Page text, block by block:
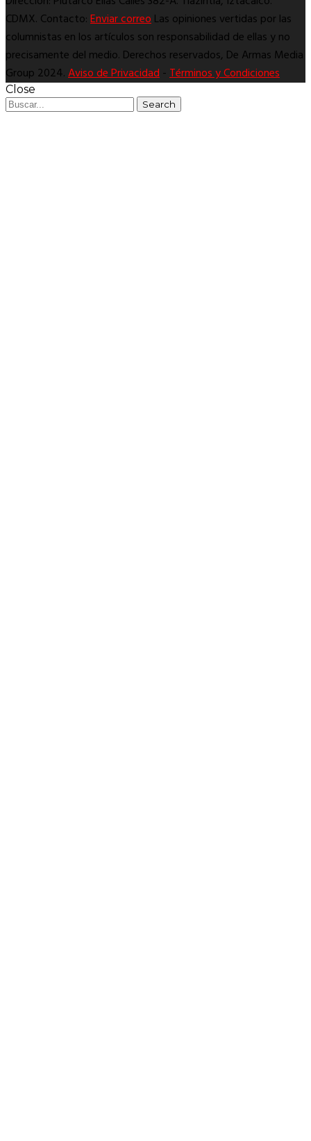
CDMX. Contacto:Enviar correoLas opiniones vertidas por las
columnistas en los artículos son responsabilidad de ellas y no
precisamente del medio. Derechos reservados, De Armas Media
Group 2024.Aviso de Privacidad-Términos y Condiciones
Close